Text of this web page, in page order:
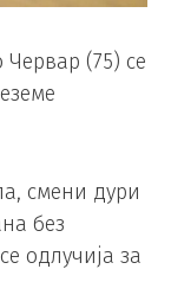
(75) се
смени дури
без
одлучија за